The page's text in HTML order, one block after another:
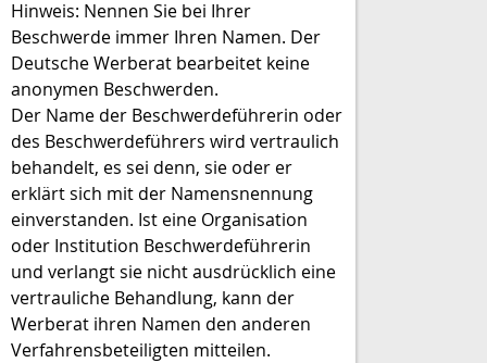
Hinweis: Nennen Sie bei Ihrer
Beschwerde immer Ihren Namen. Der
Deutsche Werberat bearbeitet keine
anonymen Beschwerden.
Der Name der Beschwerdeführerin oder
des Beschwerdeführers wird vertraulich
behandelt, es sei denn, sie oder er
erklärt sich mit der Namensnennung
einverstanden. Ist eine Organisation
oder Institution Beschwerdeführerin
und verlangt sie nicht ausdrücklich eine
vertrauliche Behandlung, kann der
Werberat ihren Namen den anderen
Verfahrensbeteiligten mitteilen.